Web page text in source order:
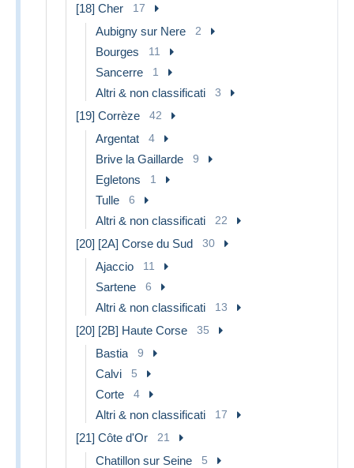
[18] Cher 17
Aubigny sur Nere 2
Bourges 11
Sancerre 1
Altri & non classificati 3
[19] Corrèze 42
Argentat 4
Brive la Gaillarde 9
Egletons 1
Tulle 6
Altri & non classificati 22
[20] [2A] Corse du Sud 30
Ajaccio 11
Sartene 6
Altri & non classificati 13
[20] [2B] Haute Corse 35
Bastia 9
Calvi 5
Corte 4
Altri & non classificati 17
[21] Côte d'Or 21
Chatillon sur Seine 5